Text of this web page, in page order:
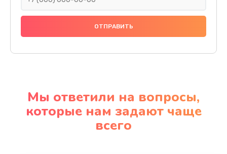
Мы ответили на вопросы,
которые нам задают чаще
всего